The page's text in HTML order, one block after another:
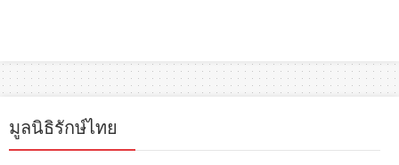
มูลนิธิรักษ์ไทย